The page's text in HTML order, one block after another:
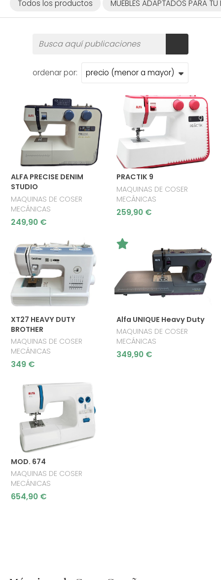
Todos los productos MUEBLES ADAPTADOS PARA
ordenar por:
ALFA PRECISE DENIM
STUDIO
MAQUINAS DE COSER
MECÁNICAS
249,90 €
PRACTIK 9
MAQUINAS DE COSER
MECÁNICAS
259,90 €
XT27 HEAVY DUTY
BROTHER
MAQUINAS DE COSER
MECÁNICAS
349 €
Alfa UNIQUE Heavy Duty
MAQUINAS DE COSER
MECÁNICAS
349,90 €
MOD. 674
MAQUINAS DE COSER
MECÁNICAS
654,90 €